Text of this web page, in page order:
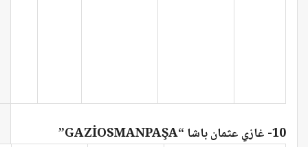
10- غازي عثمان باشا “GAZİOSMANPAŞA”